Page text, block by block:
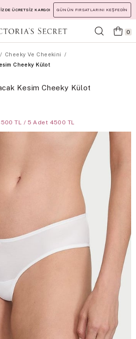
ÜCRETSİZ KARGO! GÜNÜN FIRSATLARINI KEŞFEDİN
0
Cheeky Ve Cheekini
Cheeky Külot
Kesim Cheeky Külot
TL / 5 Adet 4500 TL